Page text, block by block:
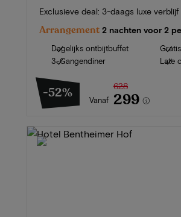
Exclusieve deal: 3-daags luxe
Arrangement 2 nachten voor 2
Dagelijks ontbijtbuffet
3-Gangendiner
Late
-52% Vanaf
628
299